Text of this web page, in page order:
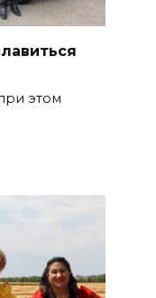
этом